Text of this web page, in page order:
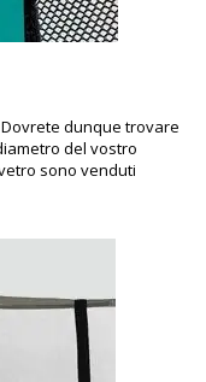
dunque trovare
del vostro
sono venduti